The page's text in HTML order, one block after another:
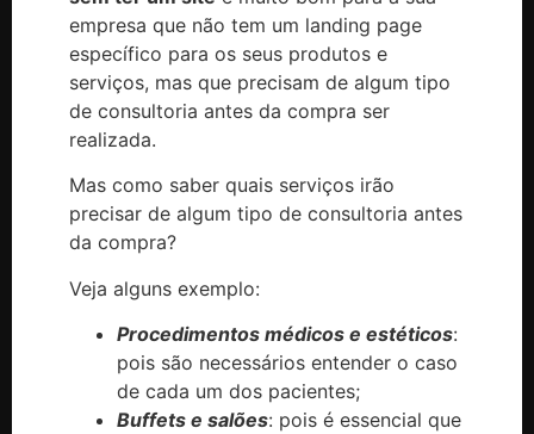
empresa que não tem um landing page
específico para os seus produtos e
serviços, mas que precisam de algum tipo
de consultoria antes da compra ser
realizada.
Mas como saber quais serviços irão
precisar de algum tipo de consultoria antes
da compra?
Veja alguns exemplo:
Procedimentos médicos e estéticos:
pois são necessários entender o caso
de cada um dos pacientes;
Buffets e salões: pois é essencial que